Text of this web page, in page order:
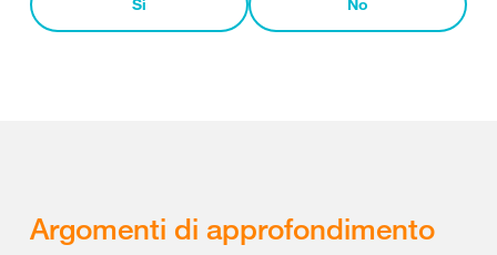
Sì No
Argomenti di approfondimento